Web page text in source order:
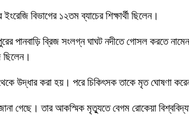
বিভাগের ১২তম ব্যাচের শিক্ষার্থী ছিলেন।
পানবাড়ি ব্রিজ সংলগ্ন ঘাঘট নদীতে গোসল করতে
ছিলেন।
উদ্ধার করা হয়। পরে চিকিৎসক তাকে মৃত ঘোষণা
জানা গেছে। তার আকস্মিক মৃত্যুতে বেগম রোকেয়া